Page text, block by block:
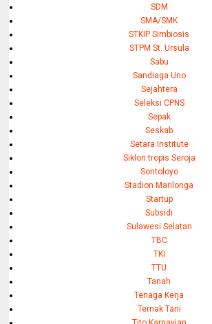
SDM
SMA/SMK
STKIP Simbiosis
STPM St. Ursula
Sabu
Sandiaga Uno
Sejahtera
Seleksi CPNS
Sepak
Seskab
Setara Institute
Siklon tropis Seroja
Sontoloyo
Stadion Marilonga
Startup
Subsidi
Sulawesi Selatan
TBC
TKI
TTU
Tanah
Tenaga Kerja
Ternak Tani